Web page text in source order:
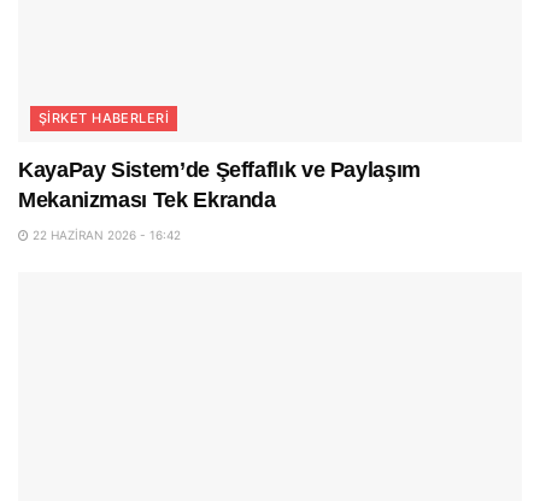
ŞIRKET HABERLERI
KayaPay Sistem’de Şeffaflık ve Paylaşım
Mekanizması Tek Ekranda
22 HAZIRAN 2026 - 16:42